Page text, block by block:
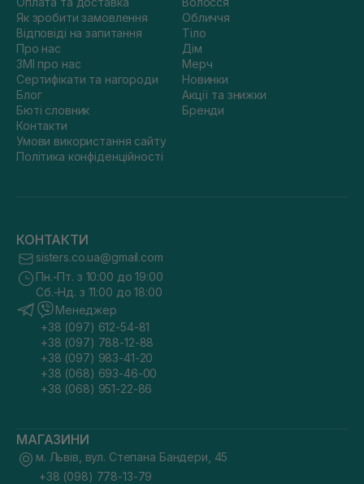
Як зробити замовлення
Відповіді на запитання
Про нас
ЗМІ про нас
Сертифікати та нагороди
Блог
Бюті словник
Контакти
Умови використання сайту
Політика конфіденційності
Обличчя
Тіло
Дім
Мерч
Новинки
Акції та знижки
Бренди
КОНТАКТИ
sisters.co.ua@gmail.com
Пн.-Пт. з 10:00 до 19:00
Сб.-Нд. з 11:00 до 18:00
Менеджер
+38 (097) 612-54-81
+38 (097) 788-12-88
+38 (097) 983-41-20
+38 (068) 693-46-00
+38 (068) 951-22-86
МАГАЗИНИ
м. Львів, вул. Степана Бандери, 45
+38 (098) 778-13-79